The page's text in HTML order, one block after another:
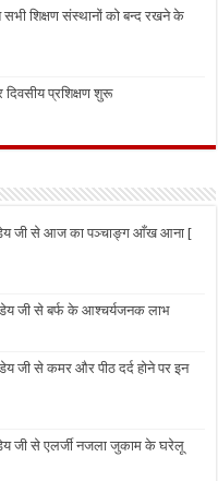
शिक्षण संस्थानों को बन्द रखने के
प्रशिक्षण शुरू
जी से आज का पञ्चाङ्ग आँख आना [
जी से बर्फ के आश्चर्यजनक लाभ
जी से कमर और पीठ दर्द होने पर इन
जी से एलर्जी नजला जुकाम के घरेलू